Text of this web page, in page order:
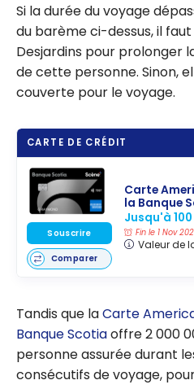
Si la durée du voyage
du barème ci-dessus, il
Desjardins pour prolonger
de cette personne. Sinon,
couverte pour le voyage.
CARTE DE CRÉDIT
Carte
la Banque
Jusqu'à
Fin le 1 Nov
Valeur de
Souscrire
Comparer
Tandis que laCarte
Banque Scotiaoffre 2 000
personne assurée durant
consécutifs de voyage,